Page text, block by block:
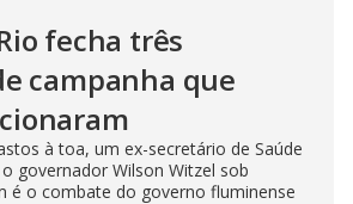
fecha três
campanha que
à toa, um ex-secretário de Saúde
governador Wilson Witzel sob
é o combate do governo fluminense